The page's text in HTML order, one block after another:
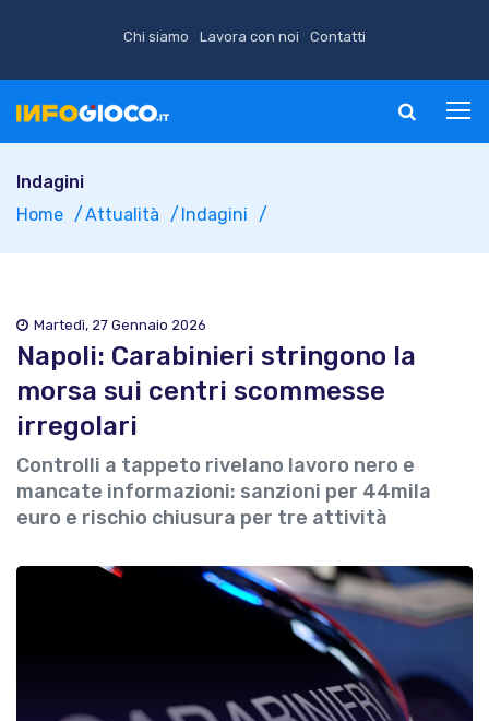
Chi siamo Lavora con noi Contatti
Indagini
Home
Attualità Indagini
Martedì, 27 Gennaio 2026
Napoli: Carabinieri stringono la
morsa sui centri scommesse
irregolari
Controlli a tappeto rivelano lavoro nero e
mancate informazioni: sanzioni per 44mila
euro e rischio chiusura per tre attività